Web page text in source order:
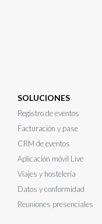
SOLUCIONES
Registro de eventos
Facturación y pase
CRM de eventos
Aplicación móvil Live
Viajes y hostelería
Datos y conformidad
Reuniones presenciales